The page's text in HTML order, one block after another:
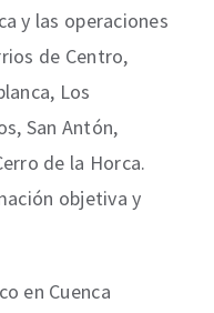
y las operaciones
de Centro,
Los
San Antón,
de la Horca.
objetiva y
en Cuenca